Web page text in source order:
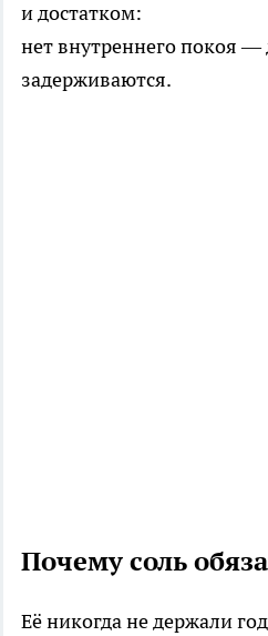
и достатком:
нет внутреннего покоя —
задерживаются.
Почему соль
Её никогда не держали